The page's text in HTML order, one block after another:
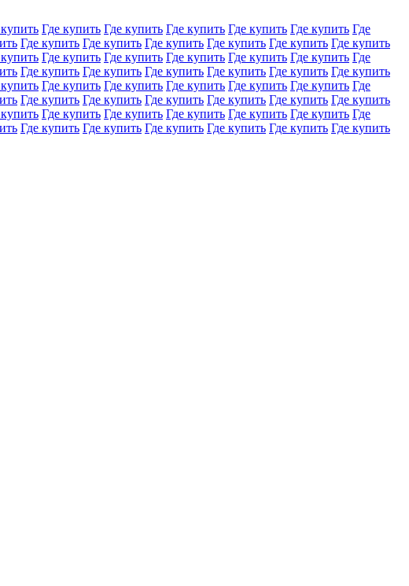
Где купить Где купить Где купить Где купить Где купить Где
Где купить Где купить Где купить Где купить Где купить Где купить
Где купить Где купить Где купить Где купить Где купить Где
Где купить Где купить Где купить Где купить Где купить Где купить
Где купить Где купить Где купить Где купить Где купить Где
Где купить Где купить Где купить Где купить Где купить Где купить
Где купить Где купить Где купить Где купить Где купить Где
Где купить Где купить Где купить Где купить Где купить Где купить